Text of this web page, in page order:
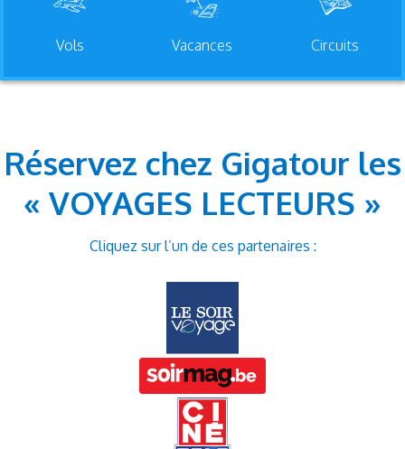
Vols Vacances Circuits
Réservez chez Gigatour les
« VOYAGES LECTEURS »
Cliquez sur l’un de ces partenaires :